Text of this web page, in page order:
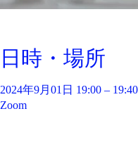
日時・場所
2024年9月01日 19:00 – 19:40
Zoom